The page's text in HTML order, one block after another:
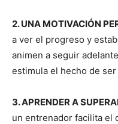
2. UNA MOTIVACIÓN
a ver el progreso y
animen a seguir
estimula el hecho de
3. APRENDER A
un entrenador facilita el